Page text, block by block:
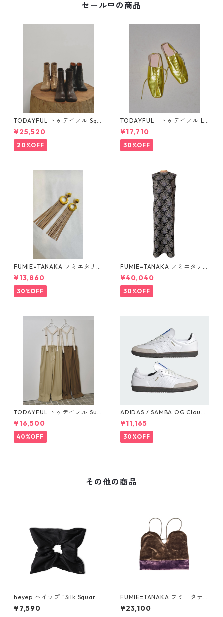
セール中の商品
TODAYFUL トゥデイフル Squ
are Short Boots 12321008 1
2521006
¥25,520
20%OFF
TODAYFUL トゥデイフル La
ceup Leather Shoes 1232101
1
¥17,710
30%OFF
FUMIE=TANAKA フミエタナ
カ ring fringe earring F23A
-55 NU
¥13,860
30%OFF
FUMIE=TANAKA フミエタナ
カ flower JQ OP (BLK)F25S-
13
¥40,040
30%OFF
TODAYFUL トゥデイフル Sus
penders Highwaist Pants 12
510703
¥16,500
40%OFF
ADIDAS / SAMBA OG Cloud
White / Cloud White / Gum
(IE3439)
¥11,165
30%OFF
その他の商品
heyep ヘイップ "Silk Square
Medium Scrunchie" hp0324
(BLK)
¥7,590
FUMIE=TANAKA フミエタナ
カ velvet bustier F26A41（B
RN）
¥23,100